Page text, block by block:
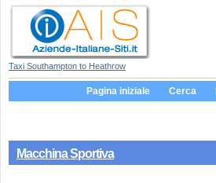
Taxi Southampton to Heathrow
Pagina iniziale Cerca
Macchina Sportiva